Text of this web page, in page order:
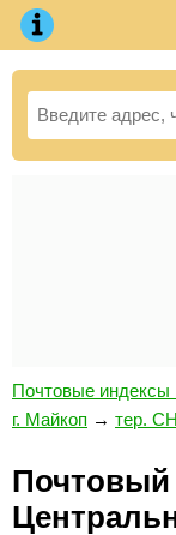
Почтовые индексы
г. Майкоп → тер.
Почтовый